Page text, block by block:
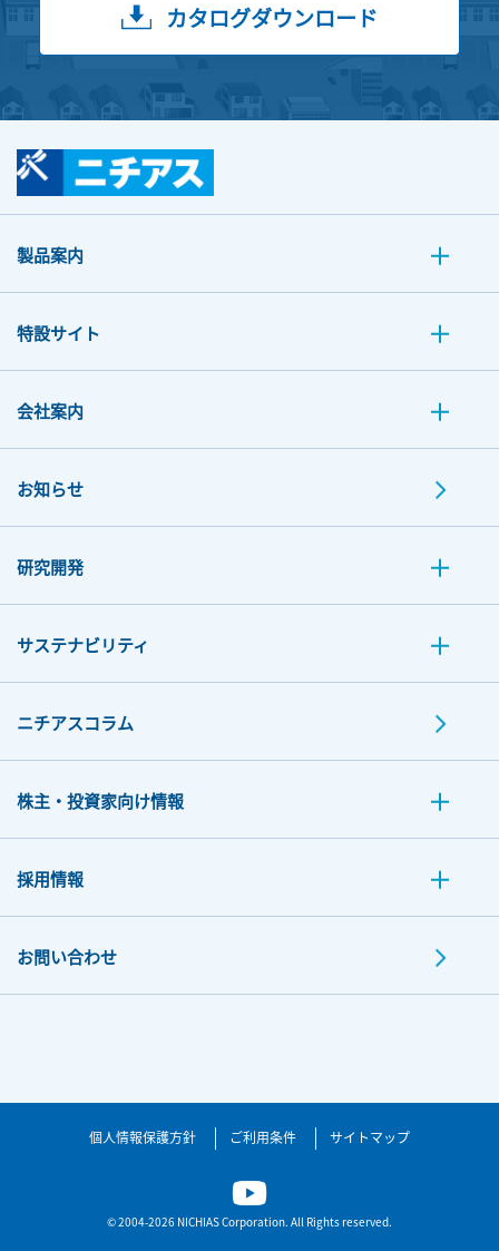
カタログダウンロード
製品案内
特設サイト
会社案内
お知らせ
研究開発
サステナビリティ
ニチアスコラム
株主・投資家向け情報
採用情報
お問い合わせ
個人情報保護方針 ご利用条件 サイトマップ
© 2004-2026 NICHIAS Corporation. All Rights reserved.